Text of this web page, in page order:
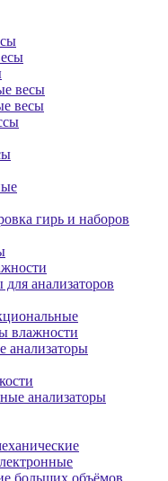
весы
весы
гирь и наборов
для анализаторов
влажности
анализаторы
анализаторы
больших объёмов